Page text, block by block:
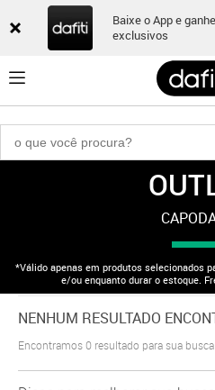
Baixe o App e
exclusivos
*Válido apenas em produtos selecionados
e/ou enquanto durar o estoque.
NENHUM RESULTADO
Encontramos0 resultado para sua busca